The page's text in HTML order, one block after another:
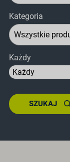
Kategoria
Każdy